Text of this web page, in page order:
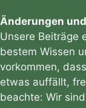
Änderungen
Unsere Beiträge
bestem Wissen
vorkommen,
etwas auffällt,
beachte: Wir